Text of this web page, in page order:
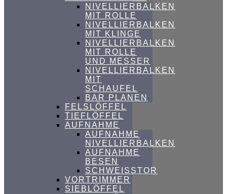
NIVELLIERBALKEN
MIT ROLLE
NIVELLIERBALKEN
MIT KLINGE
NIVELLIERBALKEN
MIT ROLLE
UND MESSER
NIVELLIERBALKEN
MIT
SCHAUFEL
BAR PLANEN
FELSLÖFFEL
TIEFLÖFFEL
AUFNAHME
AUFNAHME
NIVELLIERBALKEN
AUFNAHME
BESEN
SCHWEISSTOR
VORTRIMMER
SIEBLÖFFEL